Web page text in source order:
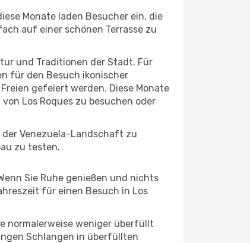
Monate laden Besucher ein, die
auf einer schönen Terrasse zu
und Traditionen der Stadt. Für
für den Besuch ikonischer
gefeiert werden. Diese Monate
Los Roques zu besuchen oder
Venezuela-Landschaft zu
zu testen.
Sie Ruhe genießen und nichts
für einen Besuch in Los
normalerweise weniger überfüllt
Schlangen in überfüllten